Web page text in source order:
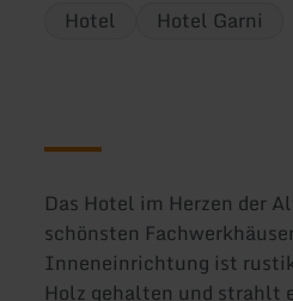
Hotel Hotel Garni
Das Hotel im Herzen der
schönsten
Inneneinrichtung ist
Holz gehalten und strahlt